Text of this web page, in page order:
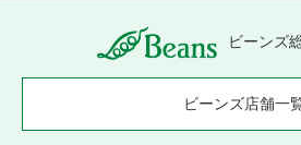
ビーンズ
ビーンズ店舗一